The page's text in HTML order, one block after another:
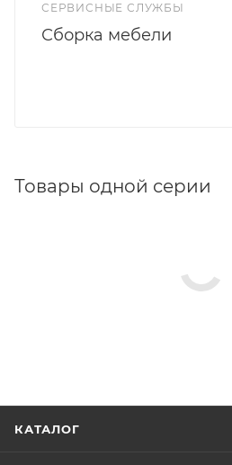
СЕРВИСНЫЕ СЛУЖБЫ
Сборка мебели
Товары одной серии
КАТАЛОГ